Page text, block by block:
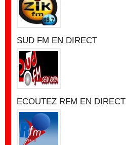
SUD FM EN DIRECT
ECOUTEZ RFM EN DIRECT